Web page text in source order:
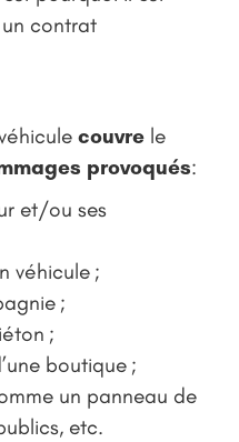
contrat
couvre le
provoqués:
et/ou ses
véhicule ;
;
;
boutique ;
un panneau de
etc.